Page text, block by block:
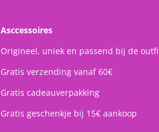
Asccessoires
Origineel, uniek en passend bij de
Gratis verzending vanaf 60€
Gratis cadeauverpakking
Gratis geschenkje bij 15€ aankoop